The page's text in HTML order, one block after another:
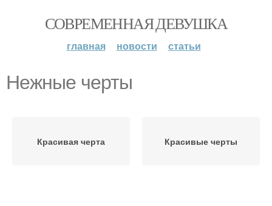
СОВРЕМЕННАЯ ДЕВУШКА
главная новости статьи
Нежные черты
Красивая черта Красивые черты